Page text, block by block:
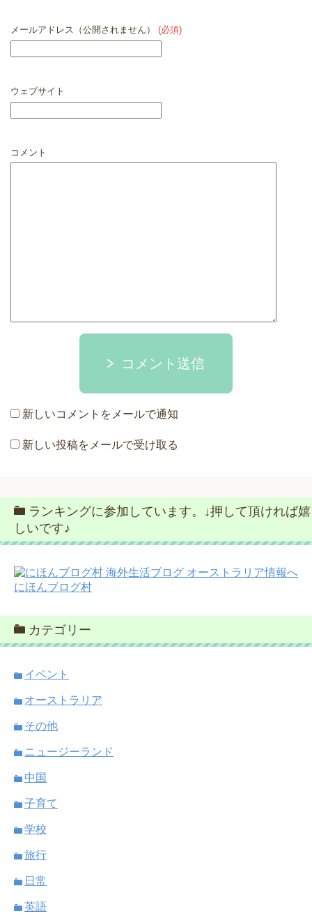
メールアドレス（公開されません） (必須)
ウェブサイト
コメント
コメント送信
新しいコメントをメールで通知
新しい投稿をメールで受け取る
ランキングに参加しています。↓押して頂ければ嬉
しいです♪
にほんブログ村
カテゴリー
イベント
オーストラリア
その他
ニュージーランド
中国
子育て
学校
旅行
日常
英語